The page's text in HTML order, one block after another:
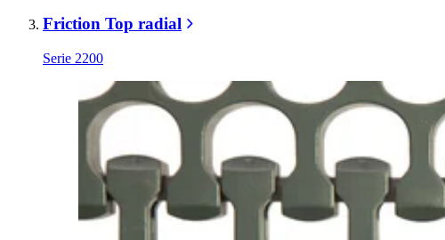
Friction Top radial
Serie 2200